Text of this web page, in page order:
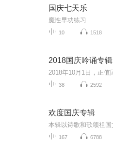
国庆七天乐
魔性早功练习
10 1518
2018国庆吟诵专辑
38 2592
欢度国庆专辑
167 6788